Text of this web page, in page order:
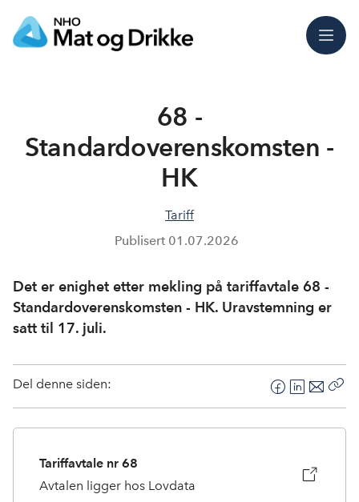
Meny
68 -
Standardoverenskomsten -
HK
Tariff
Publisert 01.07.2026
Det er enighet etter mekling på tariffavtale 68 -
Standardoverenskomsten - HK. Uravstemning er
satt til 17. juli.
Del denne siden:
F
a
c
L
i
n
E
-
p
s
Tariffavtale nr 68
Avtalen ligger hos Lovdata